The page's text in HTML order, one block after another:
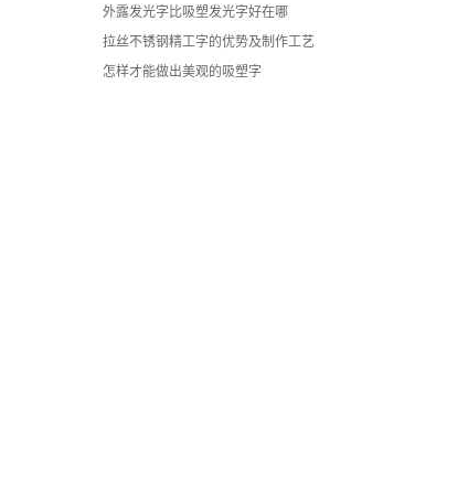
外露发光字比吸塑发光字好在哪
拉丝不锈钢精工字的优势及制作工艺
怎样才能做出美观的吸塑字